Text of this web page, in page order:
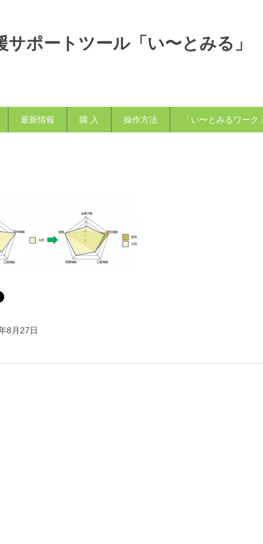
サポートツール「い〜とみる」
最新情報 購 入 操作方法 「い〜とみるワーク」
8月27日